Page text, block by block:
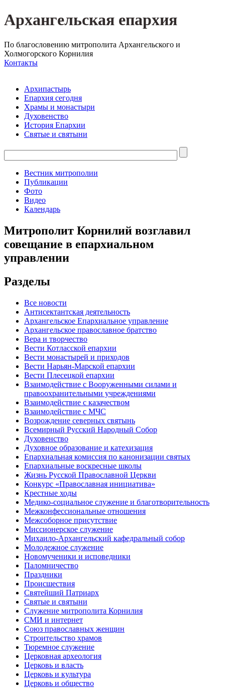
Архангельская епархия
По благословению митрополита Архангельского и
Холмогорского Корнилия
Контакты
Архипастырь
Епархия сегодня
Храмы и монастыри
Духовенство
История Епархии
Святые и святыни
Вестник митрополии
Публикации
Фото
Видео
Календарь
Митрополит Корнилий возглавил
совещание в епархиальном
управлении
Разделы
Все новости
Антисектантская деятельность
Архангельское Епархиальное управление
Архангельское православное братство
Вера и творчество
Вести Котласской епархии
Вести монастырей и приходов
Вести Нарьян-Марской епархии
Вести Плесецкой епархии
Взаимодействие с Вооруженными силами и
правоохранительными учреждениями
Взаимодействие с казачеством
Взаимодействие с МЧС
Возрождение северных святынь
Всемирный Русский Народный Собор
Духовенство
Духовное образование и катехизация
Епархиальная комиссия по канонизации святых
Епархиальные воскресные школы
Жизнь Русской Православной Церкви
Конкурс «Православная инициатива»
Крестные ходы
Медико-социальное служение и благотворительность
Межконфессиональные отношения
Межсоборное присутствие
Миссионерское служение
Михаило-Архангельский кафедральный собор
Молодежное служение
Новомученики и исповедники
Паломничество
Праздники
Происшествия
Святейший Патриарх
Святые и святыни
Служение митрополита Корнилия
СМИ и интернет
Союз православных женщин
Строительство храмов
Тюремное служение
Церковная археология
Церковь и власть
Церковь и культура
Церковь и общество